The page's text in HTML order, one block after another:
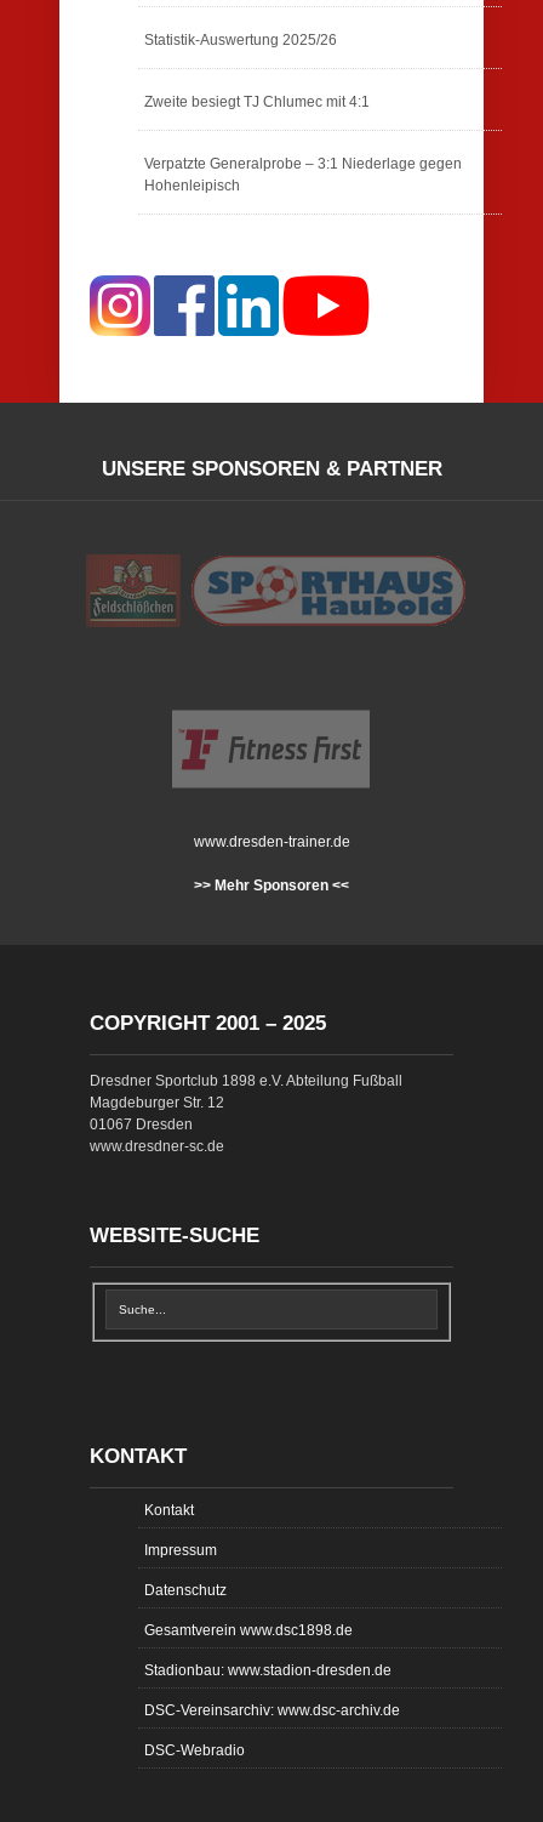
Statistik-Auswertung 2025/26
Zweite besiegt TJ Chlumec mit 4:1
Verpatzte Generalprobe – 3:1 Niederlage gegen
Hohenleipisch
UNSERE SPONSOREN & PARTNER
www.dresden-trainer.de
>> Mehr Sponsoren <<
COPYRIGHT 2001 – 2025
Dresdner Sportclub 1898 e.V. Abteilung Fußball
Magdeburger Str. 12
01067 Dresden
www.dresdner-sc.de
WEBSITE-SUCHE
KONTAKT
Kontakt
Impressum
Datenschutz
Gesamtverein www.dsc1898.de
Stadionbau: www.stadion-dresden.de
DSC-Vereinsarchiv: www.dsc-archiv.de
DSC-Webradio